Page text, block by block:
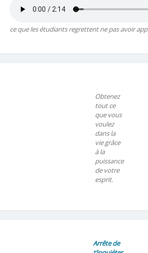
ce que les étudiants regrettent ne pas avoir
Obtenez
tout ce
que vous
voulez
dans la
vie grâce
à la
puissance
de votre
esprit.
Arrête de